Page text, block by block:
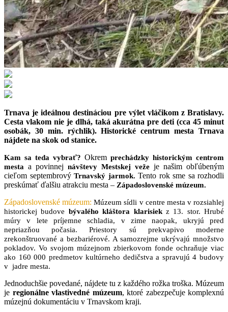
Trnava je ideálnou destináciou pre výlet vláčikom z Bratislavy.
Cesta vlakom nie je dlhá, taká akurátna pre deti (cca 45 minut
osobák, 30 min. rýchlik). Historické centrum mesta Trnava
nájdete na skok od stanice.
Kam sa teda vybrať? Okrem prechádzky historickým centrom
mesta a povinnej návštevy Mestskej veže je našim obľúbeným
cieľom septembrovýTrnavský jarmok. Tento rok sme sa rozhodli
preskúmať ďalšiu atrakciu mesta – Západoslovenské múzeum.
Západoslovenské múzeum:Múzeum sídli v centre mesta v rozsiahlej
historickej budove bývalého kláštora klarisiekz 13. stor. Hrubé
múry v lete príjemne schladia, v zime naopak, ukryjú pred
nepriazňou počasia. Priestory sú prekvapivo moderne
zrekonštruované a bezbariérové. A samozrejme ukrývajú množstvo
pokladov. Vo svojom múzejnom zbierkovom fonde ochraňuje viac
ako 160 000 predmetov kultúrneho dedičstva a spravujú 4 budovy
v jadre mesta.
Jednoduchšie povedané, nájdete tu z každého rožka troška. Múzeum
je regionálne vlastivedné múzeum, ktoré zabezpečuje komplexnú
múzejnú dokumentáciu v Trnavskom kraji.